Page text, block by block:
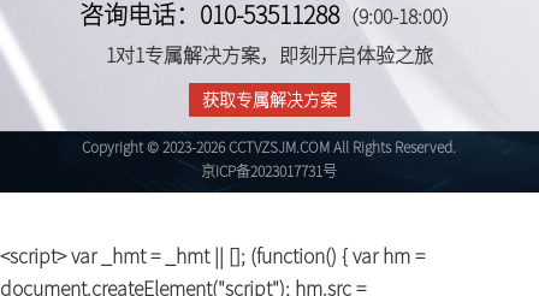
咨询电话：010-53511288（9:00-18:00）
1对1专属解决方案，即刻开启体验之旅
获取专属解决方案
Copyright © 2023-2026 CCTVZSJM.COM All Rights Reserved.
京ICP备2023017731号
<script> var _hmt = _hmt || []; (function() { var hm =
document.createElement("script"); hm.src =